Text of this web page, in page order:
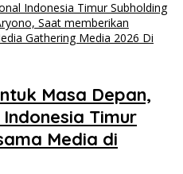
Masa Depan,
Timur
Media di